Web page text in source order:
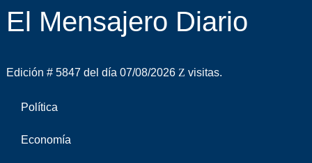
El Mensajero Diario
Edición # 5847 del día 07/08/2026 visitas.
Política
Economía